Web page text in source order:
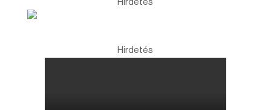
Hirdetés
Hirdetés